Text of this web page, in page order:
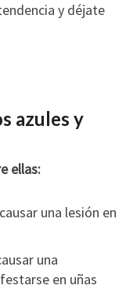
y déjate
azules y
ellas:
una lesión en
una
en uñas